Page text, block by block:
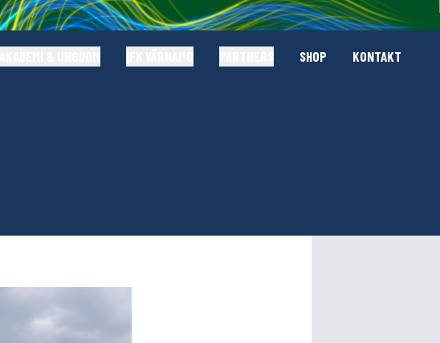
SHOP KONTAKT